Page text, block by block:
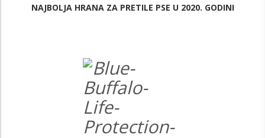
NAJBOLJA HRANA ZA PRETILE PSE U 2020. GODINI